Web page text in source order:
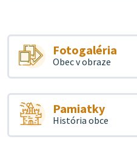
Fotogaléria
Obec v obraze
Pamiatky
História obce